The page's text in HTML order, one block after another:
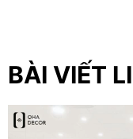
BÀI VIẾT